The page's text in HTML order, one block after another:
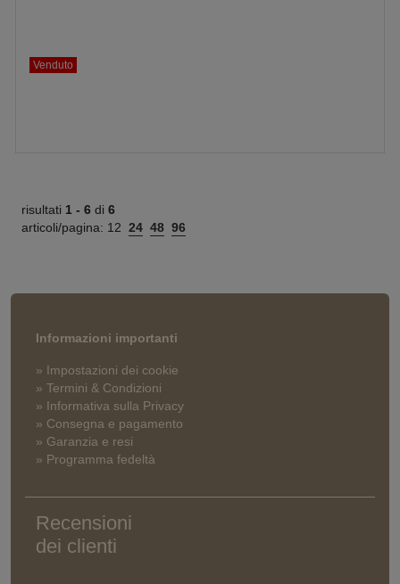
Venduto
risultati 1 - 6 di 6
articoli/pagina: 12 24 48 96
Informazioni importanti
» Impostazioni dei cookie
» Termini & Condizioni
» Informativa sulla Privacy
» Consegna e pagamento
» Garanzia e resi
» Programma fedeltà
Recensioni
dei clienti